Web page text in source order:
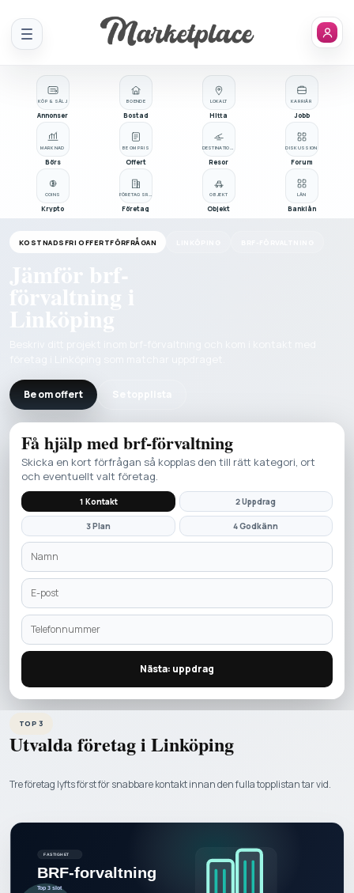
Meny
KÖP & SÄLJ
Annonser
BOENDE
Bostad
OBJEKT
Objekt
BE OM PRIS
Offert
Företag
LÅN
Banklån
MARKNAD
Börs
LOKALT
Hitta
KARRIÄR
Jobb
Resor
COINS
Krypto
DISKUSSION
Forum
KOSTNADSFRI OFFERTFÖRFRÅGAN
Jämför brf-
Be om offert
Få hjälp medbrf-förvaltning
Skicka en kort förfrågan så kopplas den till rätt kategori, ort
och eventuellt valt företag.
1 Kontakt 2 Uppdrag
3 Plan 4 Godkänn
Nästa: uppdrag
TOP 3
Utvalda företag i Linköping
Tre företag lyfts först för snabbare kontakt innan den fulla topplistan tar vid.